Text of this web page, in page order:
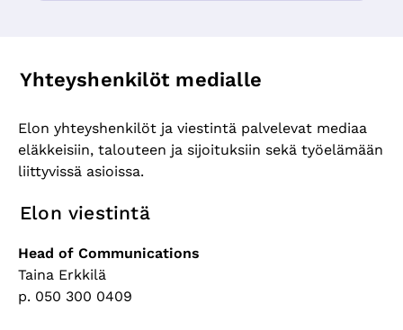
Yhteyshenkilöt medialle
Elon yhteyshenkilöt ja viestintä palvelevat mediaa
eläkkeisiin, talouteen ja sijoituksiin sekä työelämään
liittyvissä asioissa.
Elon viestintä
Head of Communications
Taina Erkkilä
p. 050 300 0409